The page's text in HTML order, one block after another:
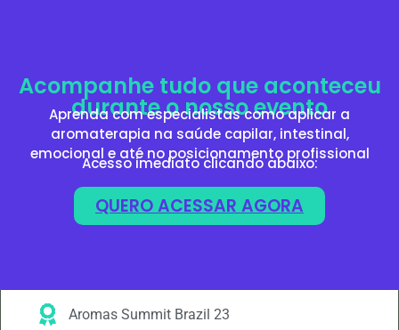
Acompanhe tudo que aconteceu
durante o nosso evento
Aprenda com especialistas como aplicar a
aromaterapia na saúde capilar, intestinal,
emocional e até no posicionamento profissional
Acesso imediato clicando abaixo:
QUERO ACESSAR AGORA
Aromas Summit Brazil 23